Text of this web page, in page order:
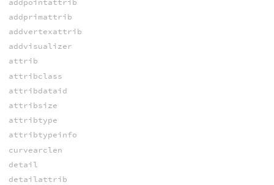
addprimattrib
addvertexattrib
addvisualizer
attrib
attribclass
attribdataid
attribsize
attribtype
attribtypeinfo
curvearclen
detail
detailattrib